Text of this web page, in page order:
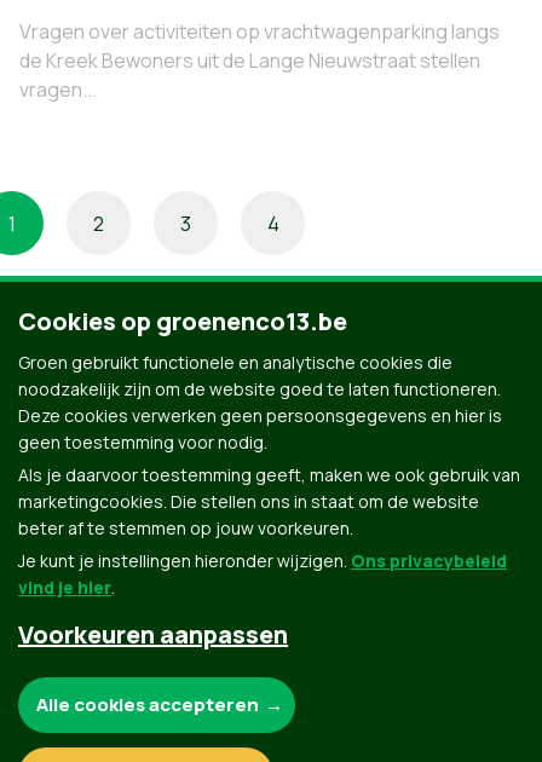
Vragen over activiteiten op vrachtwagenparking langs
de Kreek Bewoners uit de Lange Nieuwstraat stellen
vragen...
1 2 3 4
Groen.be
Contact Privacybeleid
Cookies op groenenco13.be
Groen gebruikt functionele en analytische cookies die
noodzakelijk zijn om de website goed te laten functioneren.
Deze cookies verwerken geen persoonsgegevens en hier is
geen toestemming voor nodig.
Als je daarvoor toestemming geeft, maken we ook gebruik van
marketingcookies. Die stellen ons in staat om de website
beter af te stemmen op jouw voorkeuren.
Je kunt je instellingen hieronder wijzigen. Ons privacybeleid
vind je hier.
Voorkeuren aanpassen
Alle cookies accepteren